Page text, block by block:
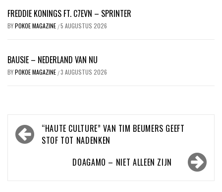
FREDDIE KONINGS FT. C7EVN – SPRINTER
BYPOKOE MAGAZINE /5 AUGUSTUS 2026
BAUSIE – NEDERLAND VAN NU
BYPOKOE MAGAZINE /3 AUGUSTUS 2026
Bericht
navigatie
“HAUTE CULTURE” VAN TIM BEUMERS GEEFT
STOF TOT NADENKEN
DOAGAMO – NIET ALLEEN ZIJN